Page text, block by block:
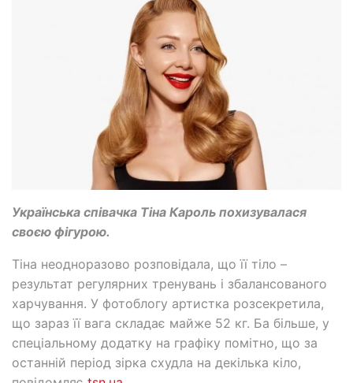
Українська співачка Тіна Кароль похизувалася
своєю фігурою.
Тіна неодноразово розповідала, що її тіло –
результат регулярних тренувань і збалансованого
харчування. У фотоблогу артистка розсекретила,
що зараз її вага складає майже 52 кг. Ба більше, у
спеціальному додатку на графіку помітно, що за
останній період зірка схудла на декілька кіло,